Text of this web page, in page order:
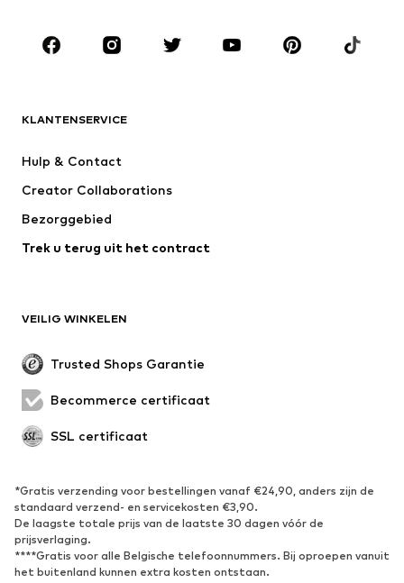
Accessoires
Premium
Nieuw
Ondergoed
Mantels
Rokken
Evenementen
SCHOENEN
Sneakers
Enkellaarsjes
Pumps & hakken
Laarzen
Sandalen
Sportschoenen
Ballerina's
KLANTENSERVICE
Hulp & Contact
Creator Collaborations
Bezorggebied
Trek u terug uit het contract
VEILIG WINKELEN
Trusted Shops Garantie
Becommerce certificaat
SSL certificaat
*Gratis verzending voor bestellingen vanaf €24,90, anders zijn de
standaard verzend- en servicekosten €3,90.
De laagste totale prijs van de laatste 30 dagen vóór de
prijsverlaging.
****Gratis voor alle Belgische telefoonnummers. Bij oproepen vanuit
het buitenland kunnen extra kosten ontstaan.